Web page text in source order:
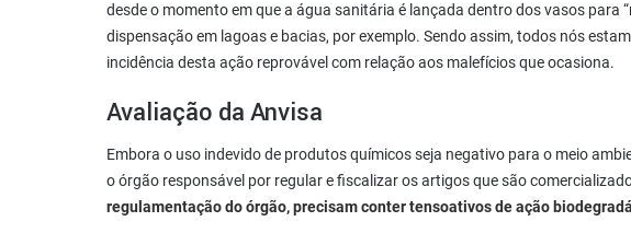
desde o momento em que a água sanitária é lançada dentro dos vasos para
dispensação em lagoas e bacias, por exemplo. Sendo assim, todos nós
incidência desta ação reprovável com relação aos malefícios que ocasiona.
Avaliação da Anvisa
Embora o uso indevido de produtos químicos seja negativo para o meio
o órgão responsável por regular e fiscalizar os artigos que são
regulamentação do órgão, precisam conter tensoativos de ação